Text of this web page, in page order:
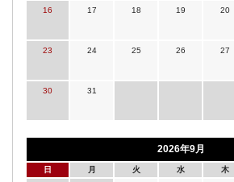
16 17 18 19 20
23 24 25 26 27
30 31
2026年9月
日 月 火 水 木